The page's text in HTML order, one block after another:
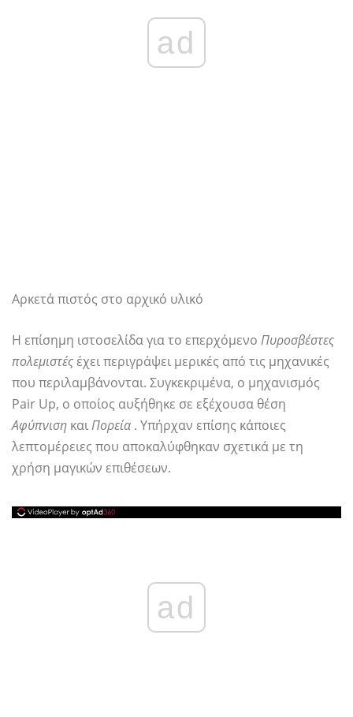
ad
Αρκετά πιστός στο αρχικό υλικό
Η επίσημη ιστοσελίδα για το επερχόμενο Πυροσβέστες
πολεμιστέςέχει περιγράψει μερικές από τις μηχανικές
που περιλαμβάνονται. Συγκεκριμένα, ο μηχανισμός
Pair Up, ο οποίος αυξήθηκε σε εξέχουσα θέση
Αφύπνιση καιΠορεία . Υπήρχαν επίσης κάποιες
λεπτομέρειες που αποκαλύφθηκαν σχετικά με τη
χρήση μαγικών επιθέσεων.
ad